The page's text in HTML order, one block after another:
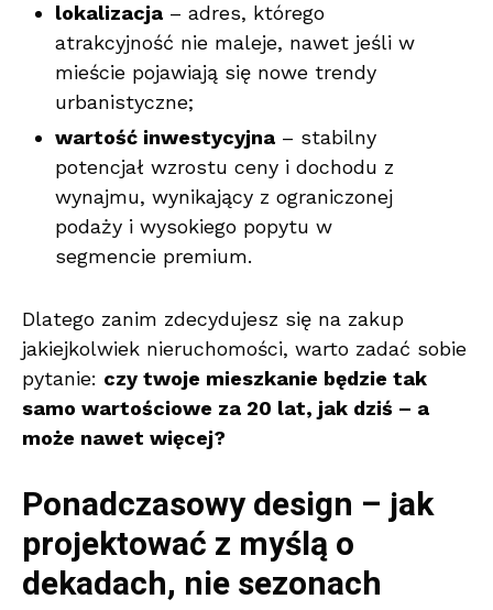
lokalizacja – adres, którego
atrakcyjność nie maleje, nawet jeśli w
mieście pojawiają się nowe trendy
urbanistyczne;
wartość inwestycyjna – stabilny
potencjał wzrostu ceny i dochodu z
wynajmu, wynikający z ograniczonej
podaży i wysokiego popytu w
segmencie premium.
Dlatego zanim zdecydujesz się na zakup
jakiejkolwiek nieruchomości, warto zadać sobie
pytanie: czy twoje mieszkanie będzie tak
samo wartościowe za 20 lat, jak dziś – a
może nawet więcej?
Ponadczasowy design – jak
projektować z myślą o
dekadach, nie sezonach